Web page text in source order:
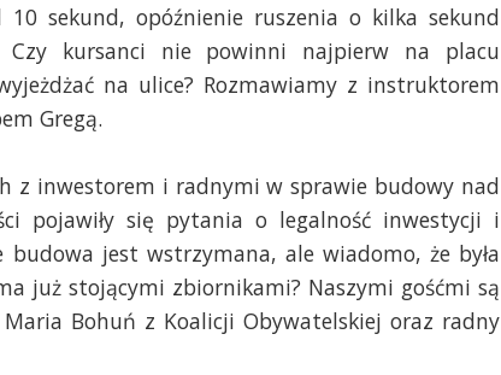
10 sekund, opóźnienie ruszenia o kilka sekund
Czy kursanci nie powinni najpierw na placu
na ulice? Rozmawiamy z instruktorem
Gregą.
z inwestorem i radnymi w sprawie budowy nad
pojawiły się pytania o legalność inwestycji i
jest wstrzymana, ale wiadomo, że była
już stojącymi zbiornikami? Naszymi gośćmi są
Bohuń z Koalicji Obywatelskiej oraz radny